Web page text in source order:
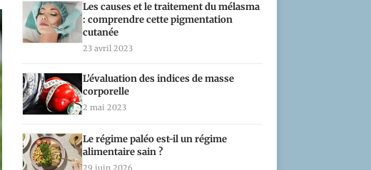
Les causes et le traitement du mélasma
: comprendre cette pigmentation
cutanée
23 avril 2023
L’évaluation des indices de masse
corporelle
2 mai 2023
Le régime paléo est-il un régime
alimentaire sain ?
29 juin 2026